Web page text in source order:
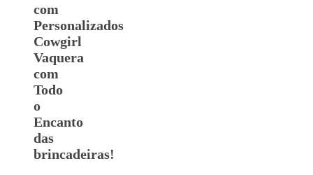
com
Personalizados
Cowgirl
Vaquera
com
Todo
o
Encanto
das
brincadeiras!